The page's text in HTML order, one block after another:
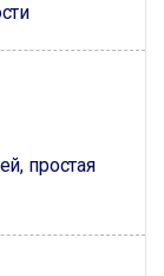
простая